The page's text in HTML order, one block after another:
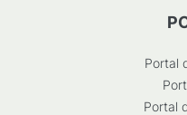
Portal
Portal